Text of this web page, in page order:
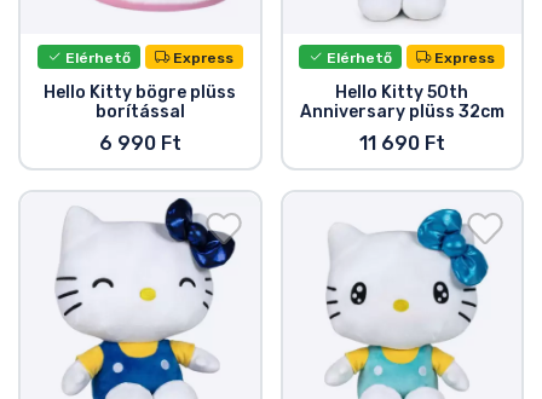
Elérhető Express
Hello Kitty bögre plüss
borítással
6 990 Ft
Elérhető Express
Hello Kitty 50th
Anniversary plüss 32cm
11 690 Ft